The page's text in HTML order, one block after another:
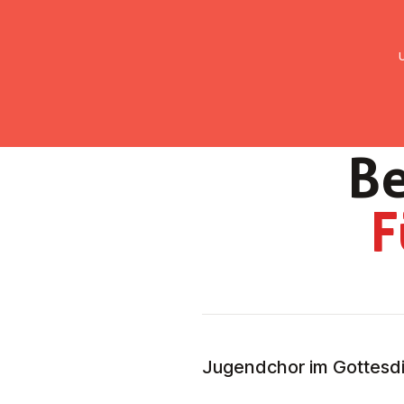
Jugendchor im